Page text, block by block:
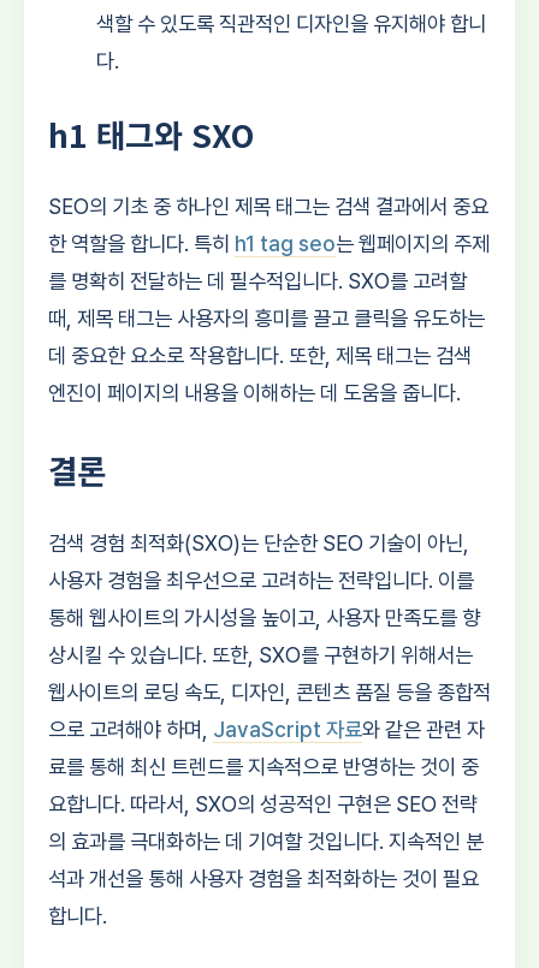
색할 수 있도록 직관적인 디자인을 유지해야 합니
다.
h1 태그와 SXO
SEO의 기초 중 하나인 제목 태그는 검색 결과에서 중요
한 역할을 합니다. 특히 h1 tag seo는 웹페이지의 주제
를 명확히 전달하는 데 필수적입니다. SXO를 고려할
때, 제목 태그는 사용자의 흥미를 끌고 클릭을 유도하는
데 중요한 요소로 작용합니다. 또한, 제목 태그는 검색
엔진이 페이지의 내용을 이해하는 데 도움을 줍니다.
결론
검색 경험 최적화(SXO)는 단순한 SEO 기술이 아닌,
사용자 경험을 최우선으로 고려하는 전략입니다. 이를
통해 웹사이트의 가시성을 높이고, 사용자 만족도를 향
상시킬 수 있습니다. 또한, SXO를 구현하기 위해서는
웹사이트의 로딩 속도, 디자인, 콘텐츠 품질 등을 종합적
으로 고려해야 하며, JavaScript 자료와 같은 관련 자
료를 통해 최신 트렌드를 지속적으로 반영하는 것이 중
요합니다. 따라서, SXO의 성공적인 구현은 SEO 전략
의 효과를 극대화하는 데 기여할 것입니다. 지속적인 분
석과 개선을 통해 사용자 경험을 최적화하는 것이 필요
합니다.